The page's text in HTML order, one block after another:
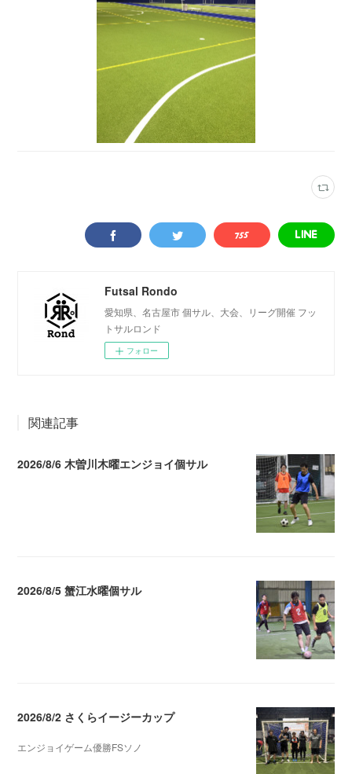
Futsal Rondo
愛知県、名古屋市 個サル、大会、リーグ開催 フッ
トサルロンド
フォロー
関連記事
2026/8/6 木曽川木曜エンジョイ個サル
2026/8/5 蟹江水曜個サル
2026/8/2 さくらイージーカップ
エンジョイゲーム優勝FSソノ